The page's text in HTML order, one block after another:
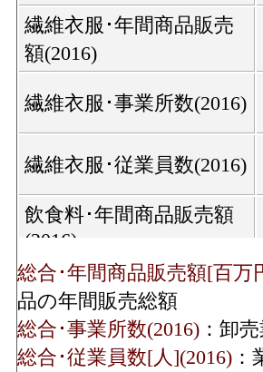
繊維衣服･年間商品販売
額(2016)
繊維衣服･事業所数(2016)
繊維衣服･従業員数(2016)
飲食料･年間商品販売額
(2016)
飲食料･事業所数(2016)
飲食料･従業員数(2016)
総合･年間商品販売額[百万
品の年間販売総額
総合･事業所数(2016) ：卸
総合･従業員数[人](2016)